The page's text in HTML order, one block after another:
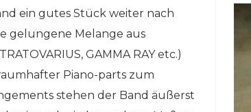
ein gutes Stück weiter nach
gelungene Melange aus
GAMMA RAY etc.)
Piano-parts zum
stehen der Band äußerst